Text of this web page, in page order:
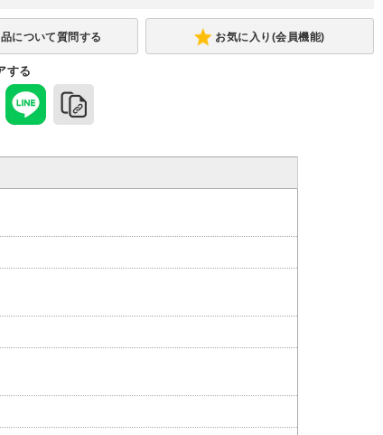
-
(+17,300円)
(+23,000円)
円)
750mm
お気に入り(会員機能)
する